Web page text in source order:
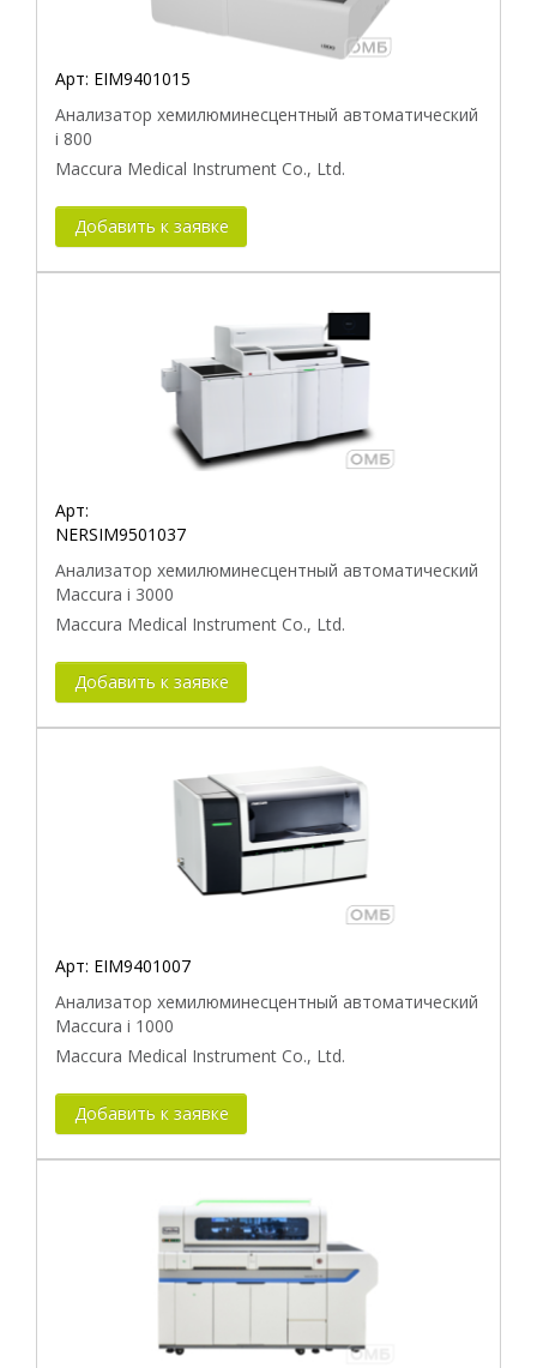
Арт: EIM9401015
Анализатор хемилюминесцентный автоматический
i 800
Maccura Medical Instrument Co., Ltd.
Добавить к заявке
Арт:
NERSIM9501037
Анализатор хемилюминесцентный автоматический
Maccura i 3000
Maccura Medical Instrument Co., Ltd.
Добавить к заявке
Арт: EIM9401007
Анализатор хемилюминесцентный автоматический
Maccura i 1000
Maccura Medical Instrument Co., Ltd.
Добавить к заявке